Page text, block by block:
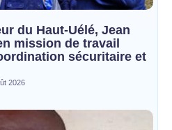
du Haut-Uélé, Jean
mission de travail
sécuritaire et
2026